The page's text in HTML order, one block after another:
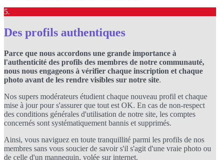
5.
Des profils authentiques
Parce que nous accordons une grande importance à
l'authenticité des profils des membres de notre communauté,
nous nous engageons à vérifier chaque inscription et chaque
photo avant de les rendre visibles sur notre site.
Nos supers modérateurs étudient chaque nouveau profil et chaque
mise à jour pour s'assurer que tout est OK. En cas de non-respect
des conditions générales d'utilisation de notre site, les comptes
concernés sont systématiquement bannis et supprimés.
Ainsi, vous naviguez en toute tranquillité parmi les profils de nos
membres sans vous soucier de savoir s'il s'agit d'une vraie photo ou
de celle d'un mannequin, volée sur internet.